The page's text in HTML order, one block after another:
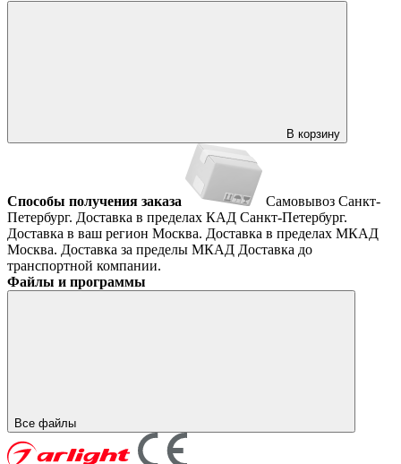
В корзину
Способы получения заказа Самовывоз Санкт-
Петербург. Доставка в пределах КАД Санкт-Петербург.
Доставка в ваш регион Москва. Доставка в пределах МКАД
Москва. Доставка за пределы МКАД Доставка до
транспортной компании.
Файлы и программы
Все файлы